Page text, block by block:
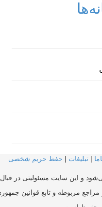
| تبلیغات | حفظ حریم شخصی
و این سایت مسئولیتی در قبال
مربوطه و تابع قوانین